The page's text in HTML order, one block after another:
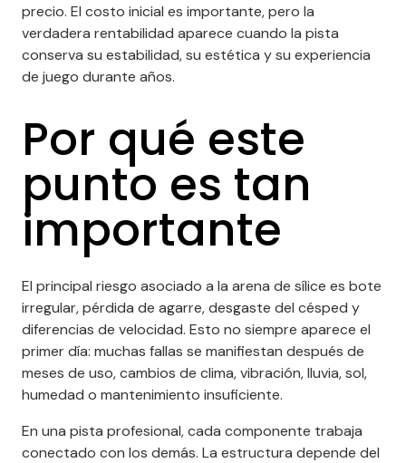
precio. El costo inicial es importante, pero la
verdadera rentabilidad aparece cuando la pista
conserva su estabilidad, su estética y su experiencia
de juego durante años.
Por qué este
punto es tan
importante
El principal riesgo asociado a la arena de sílice es bote
irregular, pérdida de agarre, desgaste del césped y
diferencias de velocidad. Esto no siempre aparece el
primer día: muchas fallas se manifiestan después de
meses de uso, cambios de clima, vibración, lluvia, sol,
humedad o mantenimiento insuficiente.
En una pista profesional, cada componente trabaja
conectado con los demás. La estructura depende del